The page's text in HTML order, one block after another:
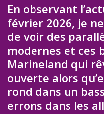
En observant
février 2026, je
de voir des
modernes et ces
Marineland qui
ouverte alors
rond dans un
errons dans les